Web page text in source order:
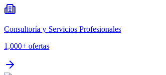
Consultoría y Servicios Profesionales
1,000+ ofertas